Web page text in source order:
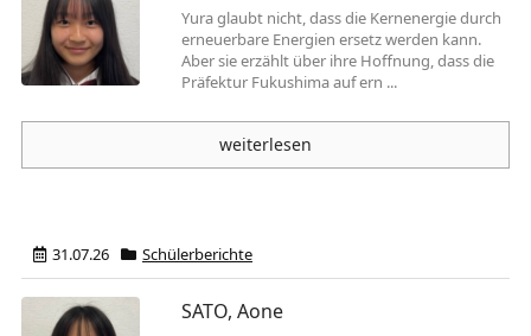
Yura glaubt nicht, dass die Kernenergie durch
erneuerbare Energien ersetz werden kann.
Aber sie erzählt über ihre Hoffnung, dass die
Präfektur Fukushima auf ern ...
weiterlesen
31.07.26 Schülerberichte
SATO, Aone